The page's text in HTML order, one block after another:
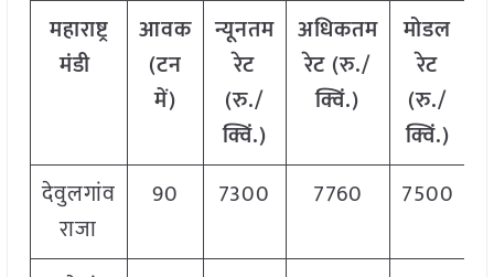
महाराष्ट्र
मंडी
आवक
(टन
में)
न्यूनतम
रेट
(रु./
क्विं.)
अधिकतम
रेट (रु./
क्विं.)
मोडल
रेट
(रु./
क्विं.)
देवुलगांव
राजा
90 7300 7760 7500